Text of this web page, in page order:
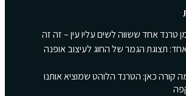
טרנד אחד ששווה לשים עליו עין – זה זה
תצוגת הגמר של החוג לעיצוב אופנה
קורה כאן: הטרנד הלוהט שמוציא אותנו